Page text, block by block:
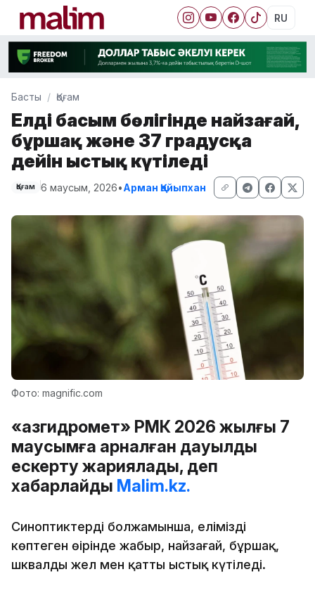
RU
Басты Қоғам
Елдің басым бөлігінде найзағай,
бұршақ және 37 градусқа
дейін ыстық күтіледі
Қоғам 6 маусым, 2026•Арман Қайыпхан
Фото: magnific.com
«Қазгидромет» РМК 2026 жылғы 7
маусымға арналған дауылды
ескерту жариялады, деп
хабарлайды Malim.kz.
Синоптиктердің болжамынша, еліміздің
көптеген өңірінде жаңбыр, найзағай, бұршақ,
шквалды жел мен қатты ыстық күтіледі.